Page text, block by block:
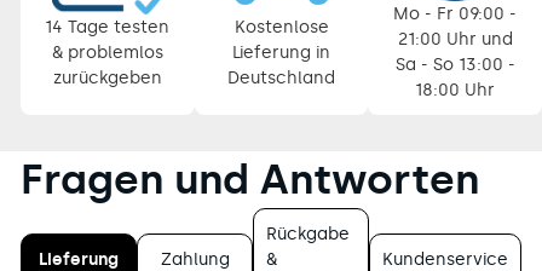
14 Tage testen
& problemlos
zurückgeben
Kostenlose
Lieferung in
Deutschland
Mo - Fr 09:00 -
21:00 Uhr und
Sa - So 13:00 -
18:00 Uhr
Fragen und Antworten
Lieferung Zahlung
Rückgabe
&
Kundenservice